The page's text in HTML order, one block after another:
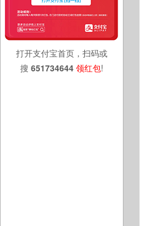
打开支付宝首页，扫码或
搜 651734644 领红包!